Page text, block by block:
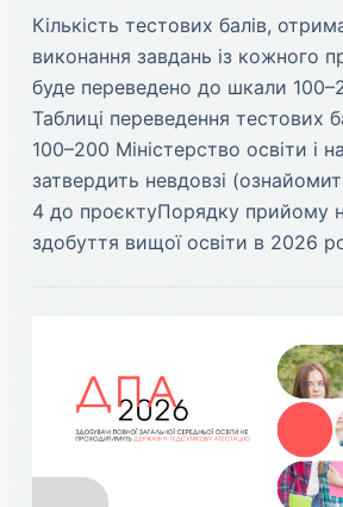
Кількість тестових балів,
виконання завдань із кожного
буде переведено до шкали
Таблиці переведення тестових
100–200 Міністерство освіти і
затвердить невдовзі
4 до проєктуПорядку прийому
здобуття вищої освіти в 2026